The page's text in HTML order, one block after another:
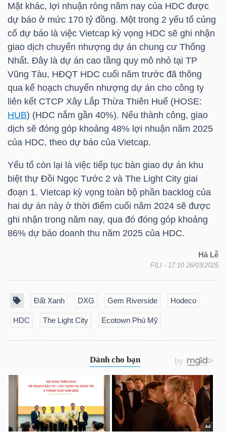
Mặt khác, lợi nhuận ròng năm nay của HDC được
dự báo ở mức 170 tỷ đồng. Một trong 2 yếu tố củng
cố dự báo là việc Vietcap kỳ vọng HDC sẽ ghi nhận
giao dịch chuyển nhượng dự án chung cư Thống
Nhất. Đây là dự án cao tầng quy mô nhỏ tại TP
Vũng Tàu, HĐQT HDC cuối năm trước đã thông
qua kế hoạch chuyển nhượng dự án cho công ty
liên kết CTCP Xây Lắp Thừa Thiên Huế (HOSE:
HUB) (HDC nắm gần 40%). Nếu thành công, giao
dịch sẽ đóng góp khoảng 48% lợi nhuận năm 2025
của HDC, theo dự báo của Vietcap.
Yếu tố còn lại là việc tiếp tục bàn giao dự án khu
biệt thự Đồi Ngọc Tước 2 và The Light City giai
đoạn 1. Vietcap kỳ vọng toàn bộ phần backlog của
hai dự án này ở thời điểm cuối năm 2024 sẽ được
ghi nhận trong năm nay, qua đó đóng góp khoảng
86% dự báo doanh thu năm 2025 của HDC.
Hà Lễ
FILI - 17:10 26/03/2025
Đất Xanh DXG Gem Riverside Hodeco
HDC The Light City Ecotown Phú Mỹ
PHIẾU
PHÁI
SINH
TRÁI
PHIẾU
CÔNG
CỤ
ĐẦU
TƯ
XUẤT
Ngành
VS-
SECTOR